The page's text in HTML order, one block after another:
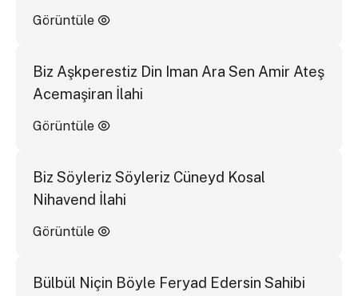
Görüntüle
Biz Aşkperestiz Din Iman Ara Sen Amir Ateş
Acemaşiran İlahi
Görüntüle
Biz Söyleriz Söyleriz Cüneyd Kosal
Nihavend İlahi
Görüntüle
Bülbül Niçin Böyle Feryad Edersin Sahibi